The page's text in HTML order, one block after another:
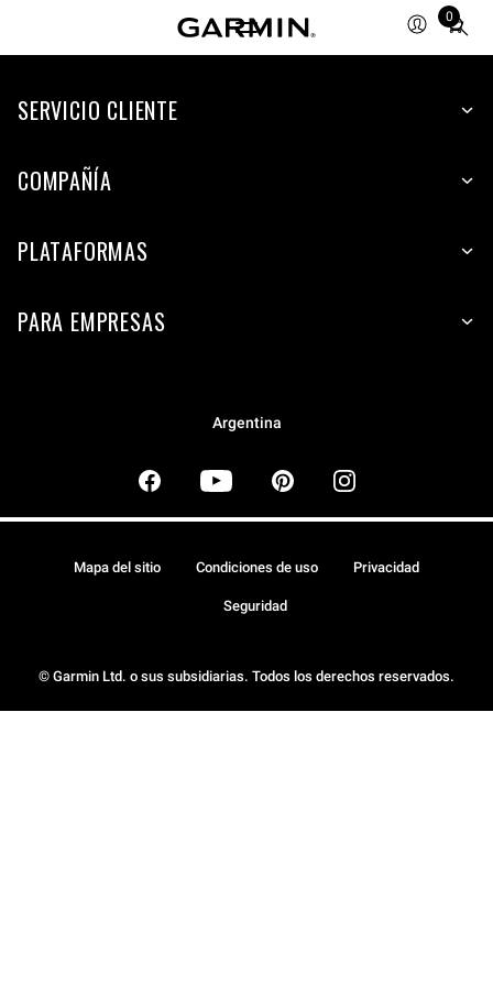
0
Total
items
cart:
SERVICIO CLIENTE
COMPAÑÍA
PLATAFORMAS
PARA EMPRESAS
Argentina
© Garmin Ltd. o sus subsidiarias. Todos los derechos reservados.
Mapa del sitio Condiciones de uso Privacidad
Seguridad